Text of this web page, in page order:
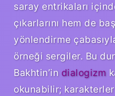
saray entrikaları
çıkarlarını hem de
yönlendirme
örneği sergiler. Bu
Bakhtin’in dialogizm
okunabilir; karakterler